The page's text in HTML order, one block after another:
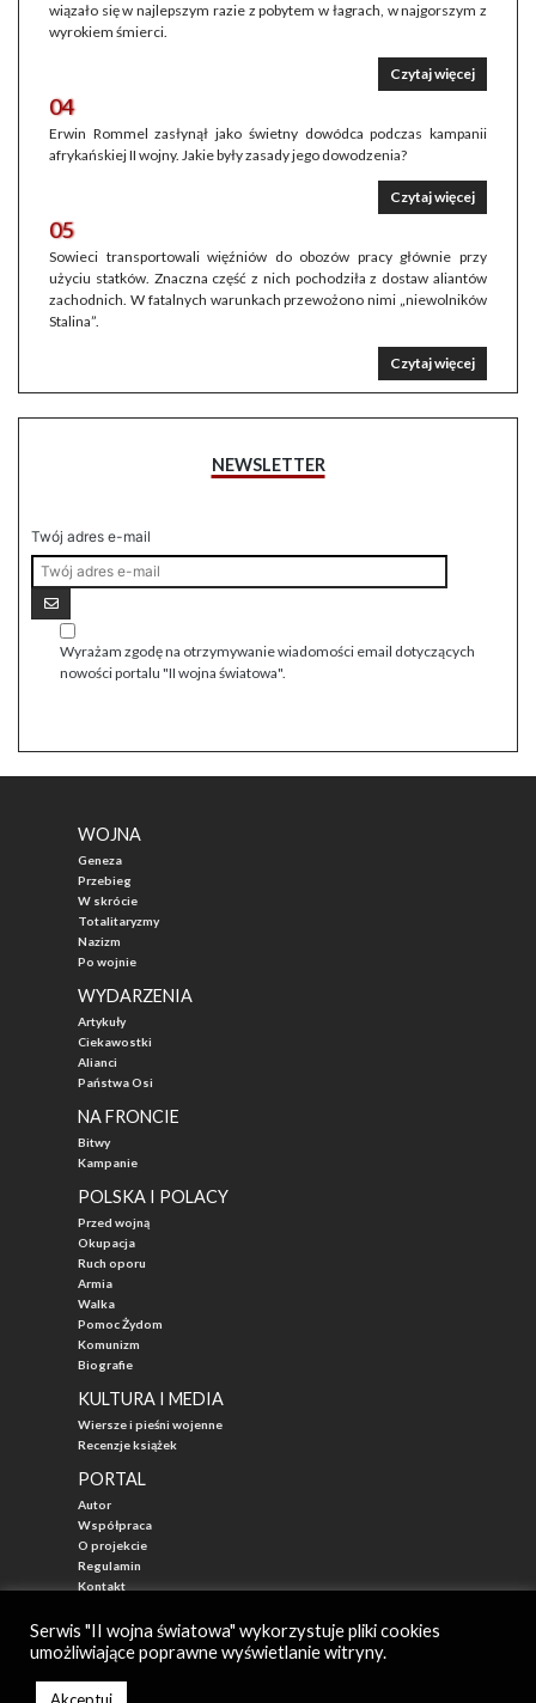
wiązało się w najlepszym razie z pobytem w łagrach, w najgorszym z
wyrokiem śmierci.
Czytaj więcej
04
Erwin Rommel zasłynął jako świetny dowódca podczas kampanii
afrykańskiej II wojny. Jakie były zasady jego dowodzenia?
Czytaj więcej
05
Sowieci transportowali więźniów do obozów pracy głównie przy
użyciu statków. Znaczna część z nich pochodziła z dostaw aliantów
zachodnich. W fatalnych warunkach przewożono nimi „niewolników
Stalina”.
Czytaj więcej
NEWSLETTER
Twój adres e-mail
Wyrażam zgodę na otrzymywanie wiadomości email dotyczących
nowości portalu "II wojna światowa".
WOJNA
Geneza
Przebieg
W skrócie
Totalitaryzmy
Nazizm
Po wojnie
WYDARZENIA
Artykuły
Ciekawostki
Alianci
Państwa Osi
NA FRONCIE
Bitwy
Kampanie
POLSKA I POLACY
Przed wojną
Okupacja
Ruch oporu
Armia
Walka
Pomoc Żydom
Komunizm
Biografie
KULTURA I MEDIA
Wiersze i pieśni wojenne
Recenzje książek
PORTAL
Autor
Współpraca
O projekcie
Regulamin
Kontakt
Autor: Mateusz Łabuz
Serwis "II wojna światowa" wykorzystuje pliki cookies
umożliwiające poprawne wyświetlanie witryny.